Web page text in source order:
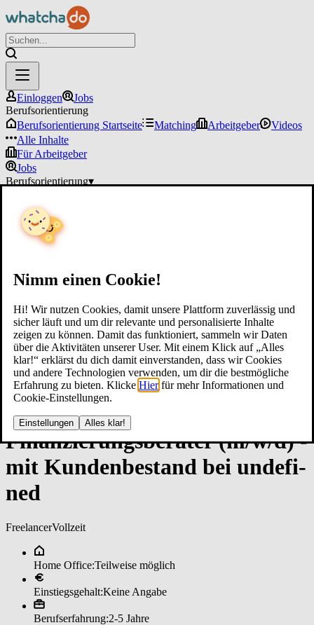
Nimm einen Cookie!
Hi! Wir nutzen Cookies, damit unsere Plattform zuverlässig und
sicher läuft und um dir relevante und personalisierte Inhalte
zeigen zu können. Damit das funktioniert, sammeln wir Daten
über die Aktivitäten unserer User. Mit einem Klick auf „Alles
klar!“ erklärst du dich damit einverstanden, dass wir Cookies
und andere Technologien verwenden, um dir die bestmögliche
Erfahrung zu bieten. Klicke Hier für mehr Informationen und
Cookie-Einstellungen.
Einstellungen Alles klar!
Einloggen
Jobs
Berufsorientierung
Berufsorientierung Startseite
Matching Arbeitgeber
Videos
Alle Inhalte
Für Arbeitgeber
Jobs
Berufsorientierung▾
Fi­nan­zie­rungs­be­ra­ter (m/w/d) ­
mit Kun­den­be­stan­d bei un­de­fi­
ned
FreelancerVollzeit
Home Office:Teilweise möglich
Einstiegsgehalt:Keine Angabe
Berufserfahrung:2-5 Jahre